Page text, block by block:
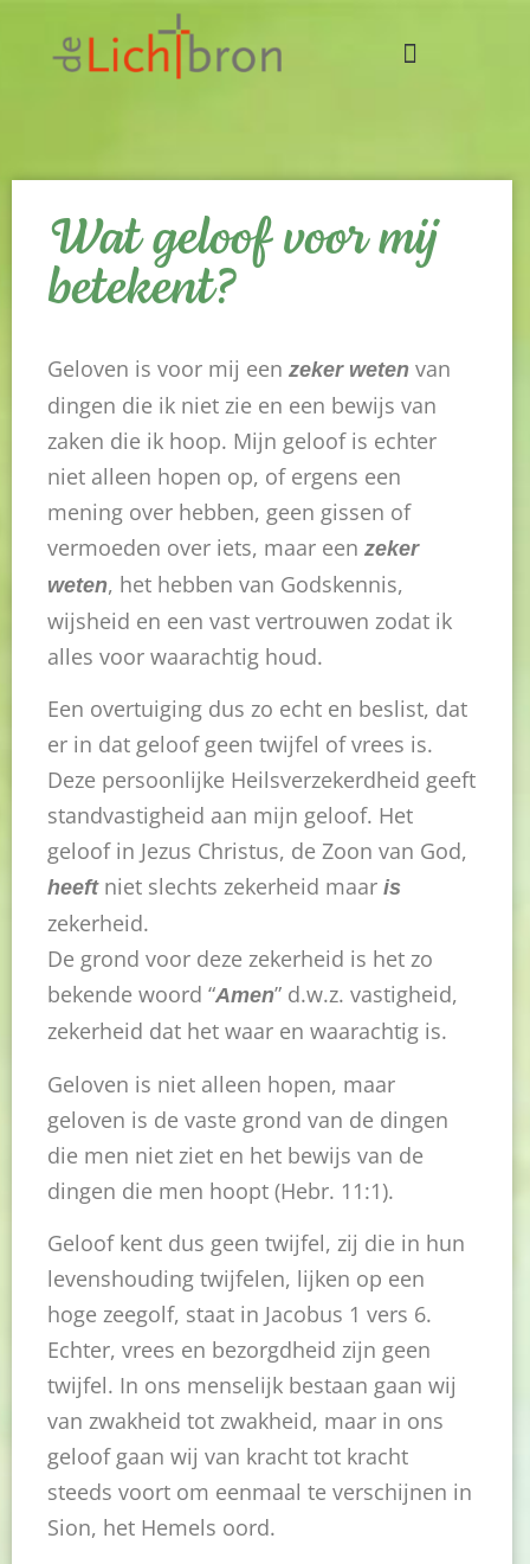
Wat geloof voor mij
betekent?
Geloven is voor mij een zeker weten van
dingen die ik niet zie en een bewijs van
zaken die ik hoop. Mijn geloof is echter
niet alleen hopen op, of ergens een
mening over hebben, geen gissen of
vermoeden over iets, maar een zeker
weten, het hebben van Godskennis,
wijsheid en een vast vertrouwen zodat ik
alles voor waarachtig houd.
Een overtuiging dus zo echt en beslist, dat
er in dat geloof geen twijfel of vrees is.
Deze persoonlijke Heilsverzekerdheid geeft
standvastigheid aan mijn geloof. Het
geloof in Jezus Christus, de Zoon van God,
heeftniet slechts zekerheid maar is
zekerheid.
De grond voor deze zekerheid is het zo
bekende woord “Amen” d.w.z. vastigheid,
zekerheid dat het waar en waarachtig is.
Geloven is niet alleen hopen, maar
geloven is de vaste grond van de dingen
die men niet ziet en het bewijs van de
dingen die men hoopt (Hebr. 11:1).
Geloof kent dus geen twijfel, zij die in hun
levenshouding twijfelen, lijken op een
hoge zeegolf, staat in Jacobus 1 vers 6.
Echter, vrees en bezorgdheid zijn geen
twijfel. In ons menselijk bestaan gaan wij
van zwakheid tot zwakheid, maar in ons
geloof gaan wij van kracht tot kracht
steeds voort om eenmaal te verschijnen in
Sion, het Hemels oord.